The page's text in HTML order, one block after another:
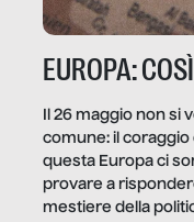
EUROPA:
Il 26 maggio non si
comune: il coraggio
questa Europa ci
provare a
mestiere della